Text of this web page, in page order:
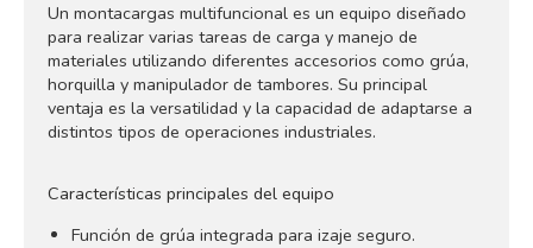
Un montacargas multifuncional es un equipo diseñado
para realizar varias tareas de carga y manejo de
materiales utilizando diferentes accesorios como grúa,
horquilla y manipulador de tambores. Su principal
ventaja es la versatilidad y la capacidad de adaptarse a
distintos tipos de operaciones industriales.
Características principales del equipo
Función de grúa integrada para izaje seguro.